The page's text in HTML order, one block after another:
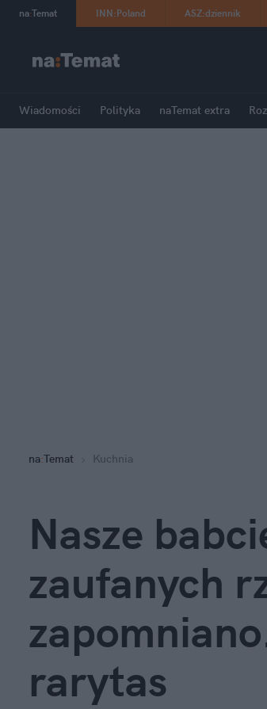
na:Temat INN:Poland ASZ:dziennik
Wiadomości Polityka naTemat extra
na:Temat Kuchnia
Nasze
zaufanych
rarytas